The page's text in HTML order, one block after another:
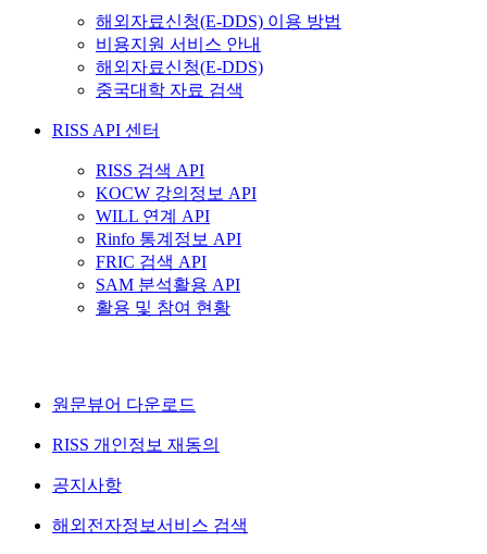
해외자료신청(E-DDS) 이용 방법
비용지원 서비스 안내
해외자료신청(E-DDS)
중국대학 자료 검색
RISS API 센터
RISS 검색 API
KOCW 강의정보 API
WILL 연계 API
Rinfo 통계정보 API
FRIC 검색 API
SAM 분석활용 API
활용 및 참여 현황
원문뷰어 다운로드
RISS 개인정보 재동의
공지사항
해외전자정보서비스 검색